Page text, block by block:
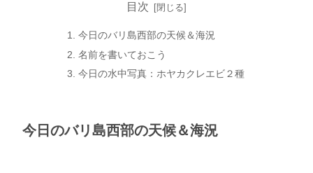
目次
今日のバリ島西部の天候＆海況
名前を書いておこう
今日の水中写真：ホヤカクレエビ２種
今日のバリ島西部の天候＆海況